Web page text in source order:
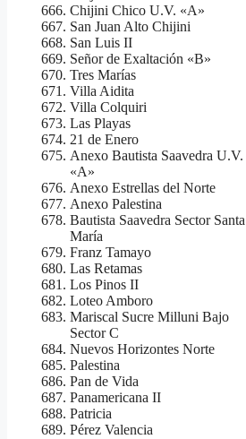
Chijini Chico U.V. «A»
San Juan Alto Chijini
San Luis II
Señor de Exaltación «B»
Tres Marías
Villa Aidita
Villa Colquiri
Las Playas
21 de Enero
Anexo Bautista Saavedra U.V.
«A»
Anexo Estrellas del Norte
Anexo Palestina
Bautista Saavedra Sector Santa
María
Franz Tamayo
Las Retamas
Los Pinos II
Loteo Amboro
Mariscal Sucre Milluni Bajo
Sector C
Nuevos Horizontes Norte
Palestina
Pan de Vida
Panamericana II
Patricia
Pérez Valencia